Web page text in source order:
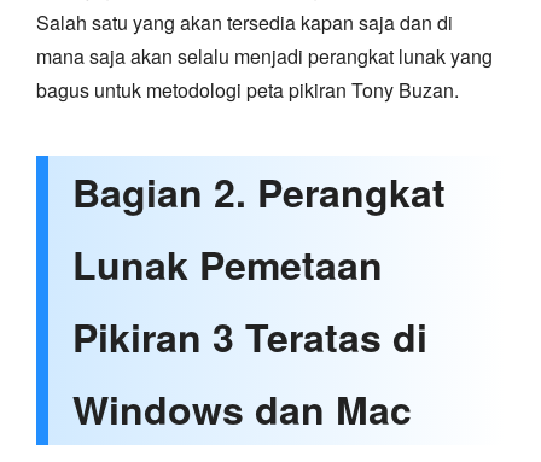
Salah satu yang akan tersedia kapan saja dan di
mana saja akan selalu menjadi perangkat lunak yang
bagus untuk metodologi peta pikiran Tony Buzan.
Bagian 2. Perangkat
Lunak Pemetaan
Pikiran 3 Teratas di
Windows dan Mac